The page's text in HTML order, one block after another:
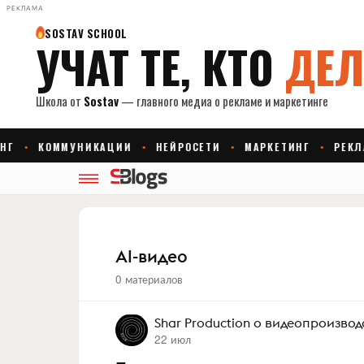
РЕКЛАМА
AI-видео
0 материалов
Shar Production о
22 июл